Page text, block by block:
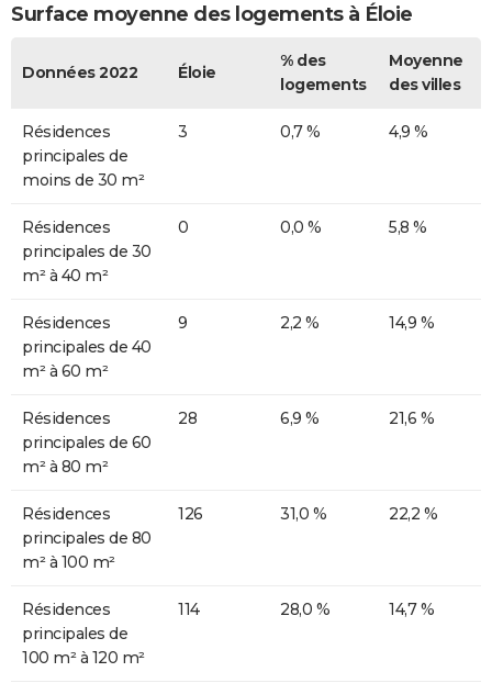
Surface moyenne des logements à Éloie
Données 2022 Éloie
% des
logements
Moyenne
des villes
Résidences
principales de
moins de 30 m²
3 0,7 % 4,9 %
Résidences
principales de 30
m² à 40 m²
0 0,0 % 5,8 %
Résidences
principales de 40
m² à 60 m²
9 2,2 % 14,9 %
Résidences
principales de 60
m² à 80 m²
28 6,9 % 21,6 %
Résidences
principales de 80
m² à 100 m²
126 31,0 % 22,2 %
Résidences
principales de
100 m² à 120 m²
114 28,0 % 14,7 %